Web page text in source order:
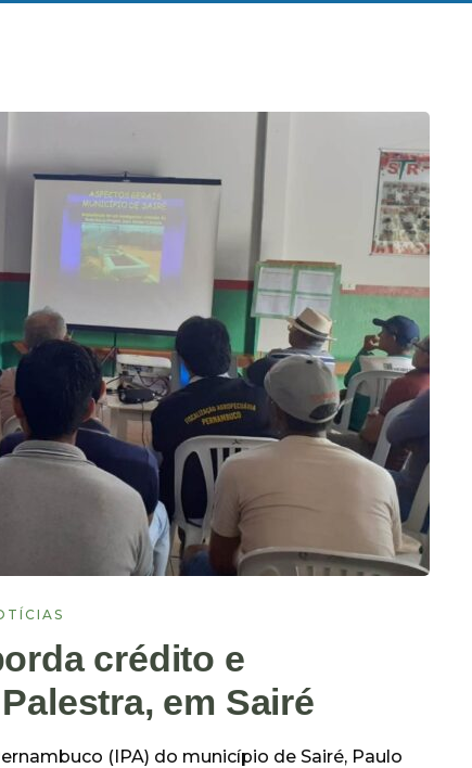
crédito e
em Sairé
(IPA) do município de Sairé, Paulo